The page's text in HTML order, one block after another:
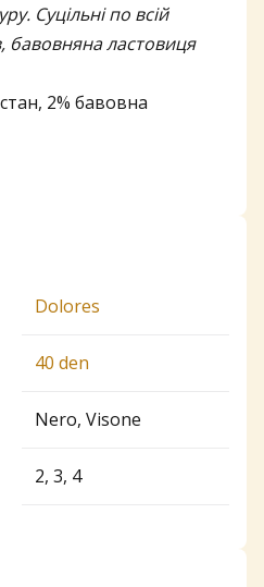
Суцільні по всій
бавовняна ластовиця
2% бавовна
Dolores
40 den
Nero, Visone
2, 3, 4